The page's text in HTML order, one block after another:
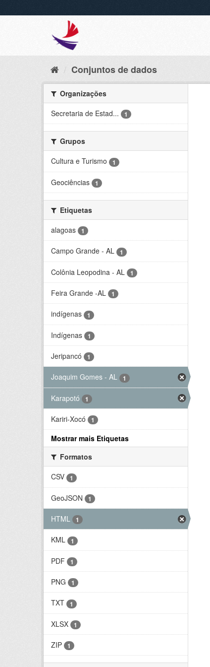
Conjuntos de dados
Organizações
Secretaria de Estad...
1
Grupos
Cultura e Turismo
1
Geociências 1
Etiquetas
alagoas
1
Campo Grande - AL 1
Colônia Leopodina - AL 1
Feira Grande -AL 1
indígenas 1
Indígenas 1
Jeripancó 1
Joaquim Gomes - AL 1
Karapotó 1
Kariri-Xocó 1
Mostrar mais Etiquetas
Formatos
CSV
1
GeoJSON 1
HTML 1
KML 1
PDF 1
PNG 1
TXT 1
XLSX 1
ZIP 1